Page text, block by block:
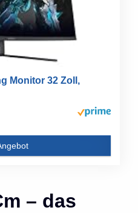
Monitor 32 Zoll,
– das